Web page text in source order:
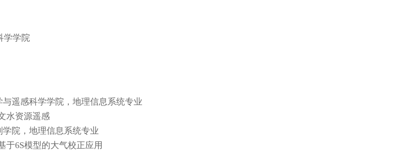
学学院
遥感科学学院，地理信息系统专业
水资源遥感
学院，地理信息系统专业
于6S模型的大气校正应用